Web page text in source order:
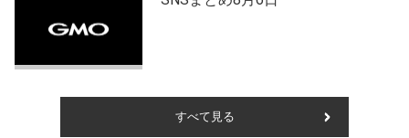
すべて見る